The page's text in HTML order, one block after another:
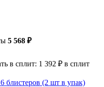
5 568 ₽
в сплит: 1 392 ₽ в сплит
блистеров (2 шт в упак)